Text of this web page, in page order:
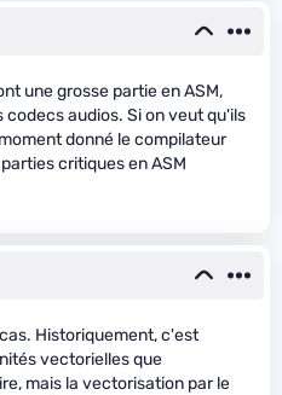
une grosse partie en ASM,
audios. Si on veut qu'ils
donné le compilateur
critiques en ASM
Historiquement, c'est
vectorielles que
mais la vectorisation par le